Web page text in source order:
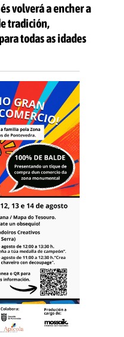
volverá a encher a
tradición,
todas as idades